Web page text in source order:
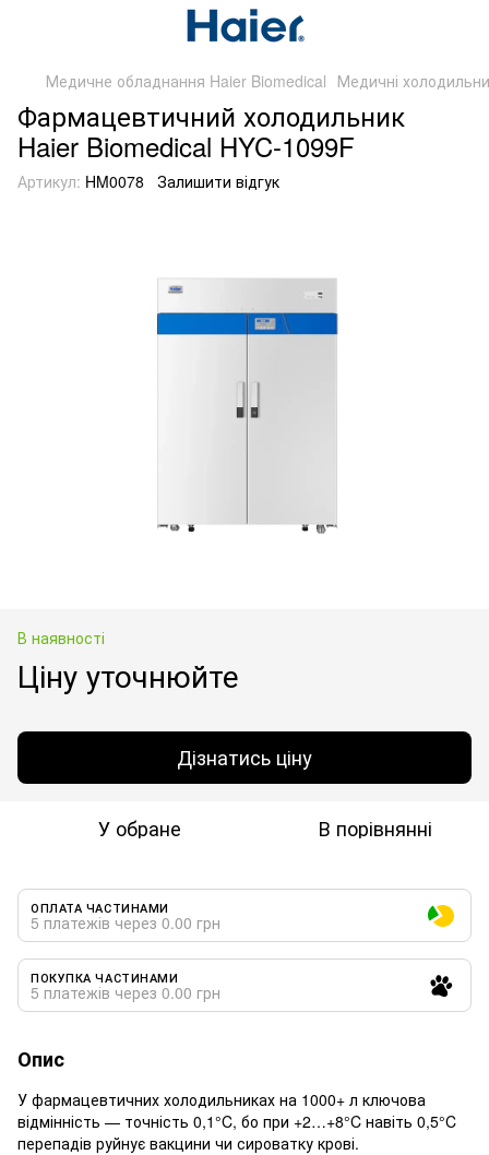
Медичне обладнання Haier Biomedical Медичні
Фармацевтичний холодильник
Haier Biomedical HYC-1099F
Артикул: HM0078 Залишити відгук
В наявності
Ціну уточнюйте
Дізнатись ціну
У обране В порівнянні
ОПЛАТА ЧАСТИНАМИ
5 платежів через 0.00 грн
ПОКУПКА ЧАСТИНАМИ
5 платежів через 0.00 грн
Опис
У фармацевтичних холодильниках на 1000+ л ключова
відмінність — точність 0,1°C, бо при +2…+8°C навіть 0,5°C
перепадів руйнує вакцини чи сироватку крові.